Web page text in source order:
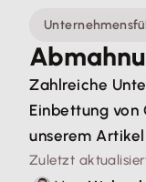
Zahlreiche
Einbettung von
unserem
Zuletzt